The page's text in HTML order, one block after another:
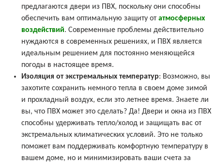
предлагаются двери из ПВХ, поскольку они способны
обеспечить вам оптимальную защиту от атмосферных
воздействий. Современные проблемы действительно
нуждаются в современных решениях, и ПВХ является
идеальным решением для постоянно меняющейся
погоды в настоящее время.
Изоляция от экстремальных температур: Возможно, вы
захотите сохранить немного тепла в своем доме зимой
и прохладный воздух, если это летнее время. Знаете ли
вы, что ПВХ может это сделать? Да! Двери и окна из ПВХ
способны удерживать тепло/холод и защищать вас от
экстремальных климатических условий. Это не только
поможет вам поддерживать комфортную температуру в
вашем доме, но и минимизировать ваши счета за